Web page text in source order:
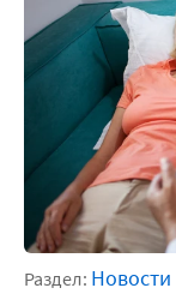
Раздел: